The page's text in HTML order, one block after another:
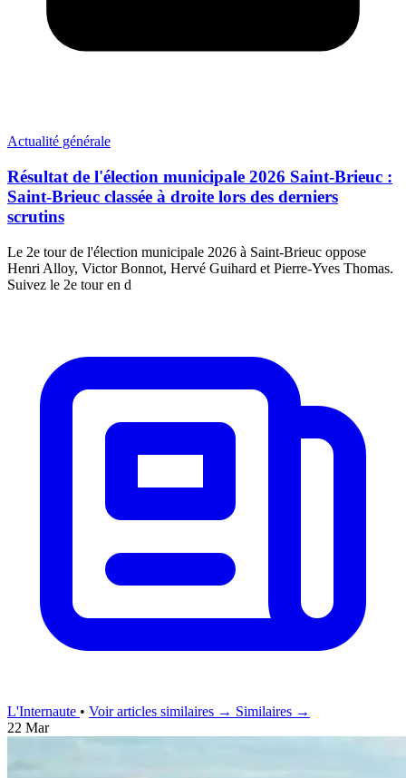
Actualité générale
Résultat de l'élection municipale 2026 Saint-Brieuc :
Saint-Brieuc classée à droite lors des derniers
scrutins
Le 2e tour de l'élection municipale 2026 à Saint-Brieuc oppose
Henri Alloy, Victor Bonnot, Hervé Guihard et Pierre-Yves Thomas.
Suivez le 2e tour en d
L'Internaute • Voir articles similaires → Similaires →
22 Mar